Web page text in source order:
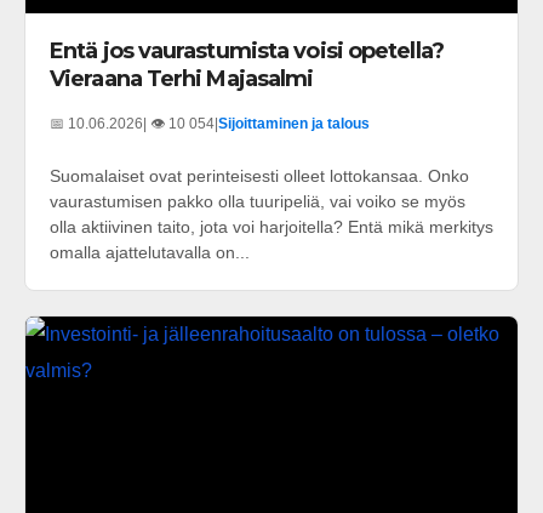
Entä jos vaurastumista voisi opetella?
Vieraana Terhi Majasalmi
📅 10.06.2026 | 👁️ 10 054 Sijoittaminen ja talous
Suomalaiset ovat perinteisesti olleet lottokansaa. Onko
vaurastumisen pakko olla tuuripeliä, vai voiko se myös
olla aktiivinen taito, jota voi harjoitella? Entä mikä merkitys
omalla ajattelutavalla on...